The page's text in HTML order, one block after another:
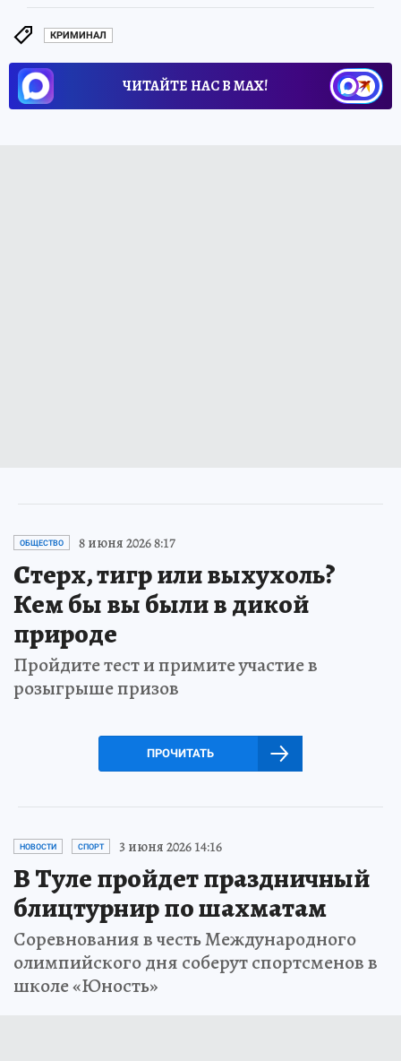
КРИМИНАЛ
ЧИТАЙТЕ НАС В МАХ!
ОБЩЕСТВО 8 июня 2026 8:17
Стерх, тигр или выхухоль?
Кем бы вы были в дикой
природе
Пройдите тест и примите участие в
розыгрыше призов
ПРОЧИТАТЬ
НОВОСТИ СПОРТ 3 июня 2026 14:16
В Туле пройдет праздничный
блицтурнир по шахматам
Соревнования в честь Международного
олимпийского дня соберут спортсменов в
школе «Юность»